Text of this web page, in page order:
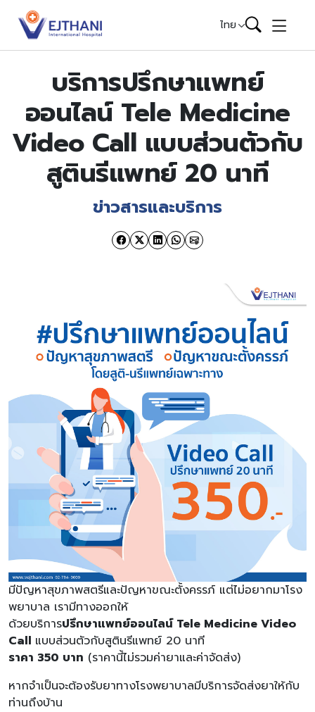
Skip to content
ไทย
บริการปรึกษาแพทย์
ออนไลน์ Tele Medicine
Video Call แบบส่วนตัวกับ
สูตินรีแพทย์ 20 นาที
ข่าวสารและบริการ
มีปัญหาสุขภาพสตรีและปัญหาขณะตั้งครรภ์ แต่ไม่อยากมาโรง
พยาบาล เรามีทางออกให้
ด้วยบริการปรึกษาแพทย์ออนไลน์ Tele Medicine Video
Call แบบส่วนตัวกับสูตินรีแพทย์ 20 นาที
ราคา 350 บาท (ราคานี้ไม่รวมค่ายาและค่าจัดส่ง)
หากจำเป็นจะต้องรับยาทางโรงพยาบาลมีบริการจัดส่งยาให้กับ
ท่านถึงบ้าน